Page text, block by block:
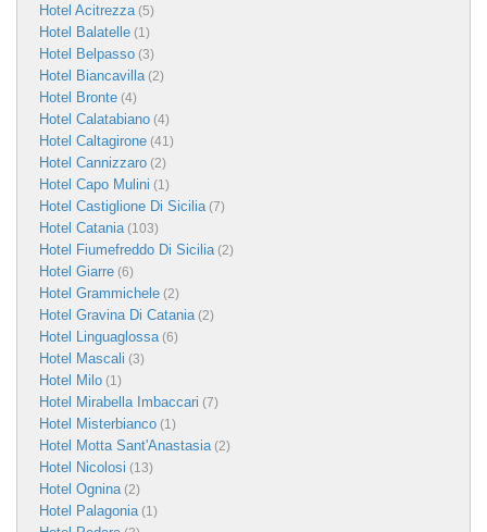
Hotel Acitrezza(5)
Hotel Balatelle (1)
Hotel Belpasso (3)
Hotel Biancavilla(2)
Hotel Bronte (4)
Hotel Calatabiano (4)
Hotel Caltagirone (41)
Hotel Cannizzaro (2)
Hotel Capo Mulini (1)
Hotel Castiglione Di Sicilia(7)
Hotel Catania(103)
Hotel Fiumefreddo Di Sicilia(2)
Hotel Giarre (6)
Hotel Grammichele (2)
Hotel Gravina Di Catania(2)
Hotel Linguaglossa(6)
Hotel Mascali (3)
Hotel Milo (1)
Hotel Mirabella Imbaccari (7)
Hotel Misterbianco (1)
Hotel Motta Sant'Anastasia(2)
Hotel Nicolosi (13)
Hotel Ognina(2)
Hotel Palagonia(1)